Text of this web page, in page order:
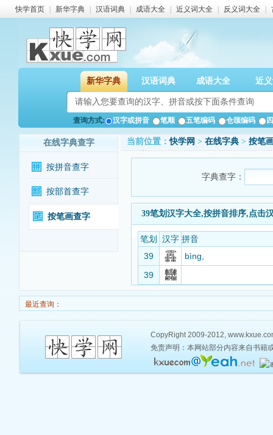
快学首页 新华字典 汉语词典 成语大全 近义词大全 反义词大全
新华字典 汉语词典 成语大全 近
查询方式: 汉字或拼音 笔顺 五笔编码 仓颉编码
在线字典查字
按拼音查字
按部首查字
按笔画查字
当前位置：快学网 > 在线字典 > 按笔
字典查字：
39笔划汉字大全,按拼音排序,点击
笔划 汉字 拼音
39
靐
bìng,
39
最近查询：
CopyRight 2009-2012,
免责声明：本网站部分内容来自书籍